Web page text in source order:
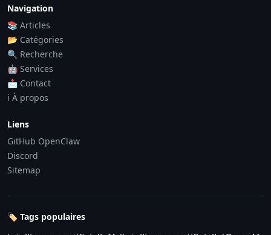
Navigation
📚 Articles
📂 Catégories
🔍 Recherche
🤖 Services
📩 Contact
ℹ️ À propos
Liens
GitHub OpenClaw
Discord
Sitemap
🏷️ Tags populaires